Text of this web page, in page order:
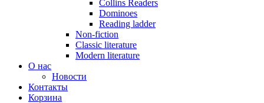
Collins Readers
Dominoes
Reading ladder
Non-fiction
Classic literature
Modern literature
О нас
Новости
Контакты
Корзина